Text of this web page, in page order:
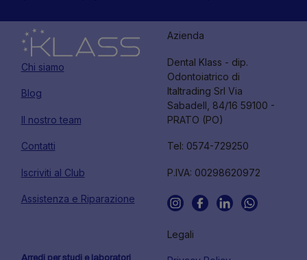
Chi siamo
Blog
Il nostro team
Contatti
Iscriviti al Club
Assistenza e Riparazione
Azienda
Dental Klass - dip.
Odontoiatrico di
Italtrading Srl Via
Sabadell, 84/16 59100 -
PRATO (PO)
Tel: 0574-729250
P.IVA: 00298620972
Legali